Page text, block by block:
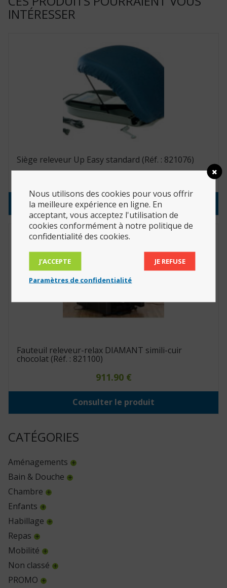
CATÉGORIES
Aménagements
Bain & Douche
Chambre
Enfants
Habillage
Repas
Mobilité
Non classé
PROMO
INTÉRESSER
Siège releveur Up Easy standard (Réf. : 821076)
Consulter le produit
Fauteuil releveur-relax DIAMANT simili-cuir
chocolat (Réf. : 821100)
911.90 €
Consulter le produit
Nous utilisons des cookies pour vous offrir
la meilleure expérience en ligne. En
acceptant, vous acceptez l'utilisation de
cookies conformément à notre politique de
confidentialité des cookies.
J’ACCEPTE JE REFUSE
Paramètres de confidentialité